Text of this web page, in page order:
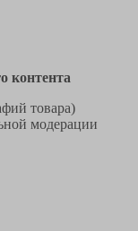
контента
товара)
модерации